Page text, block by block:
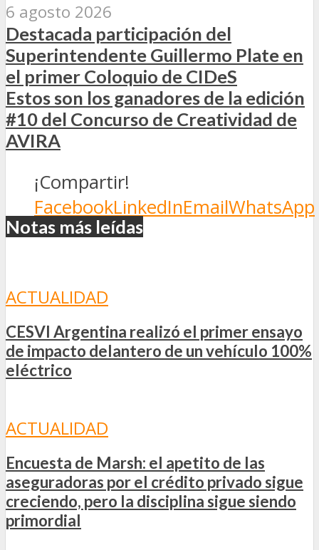
6 agosto 2026
Destacada participación del
Superintendente Guillermo Plate en
el primer Coloquio de CIDeS
Estos son los ganadores de la edición
#10 del Concurso de Creatividad de
AVIRA
¡Compartir!
FacebookLinkedInEmailWhatsApp
Notas más leídas
ACTUALIDAD
CESVI Argentina realizó el primer ensayo
de impacto delantero de un vehículo 100%
eléctrico
ACTUALIDAD
Encuesta de Marsh: el apetito de las
aseguradoras por el crédito privado sigue
creciendo, pero la disciplina sigue siendo
primordial